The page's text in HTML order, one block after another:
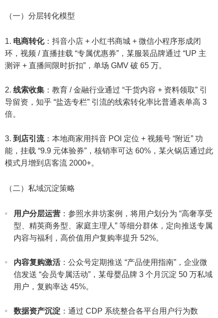
（一）分层转化模型​
电商转化：抖音小店 + 小红书商城 + 微信小程序形成闭
环，视频 / 直播挂载 “专属优惠券”，某服装品牌通过 “UP 主
测评 + 直播间限时折扣”，单场 GMV 破 65 万。​
线索收集 ：教育 / 金融行业通过 “干货内容 + 资料领取” 引
导留资，知乎 “盐选专栏” 引流的线索转化率比普通表单高 3
倍。​
到店引流：本地商家用抖音 POI 定位 + 视频号 “附近” 功
能，挂载 “9.9 元体验券”，核销率可达 60%，某火锅店通过此
模式月增到店客流 2000+。​
（二）私域沉淀策略​
用户分层运营 ：参照水井坊案例，将用户划分为 “高奢享受
型、精英商务型、家庭主理人” 等细分群体，定向推送专属
内容与福利，高价值用户复购率提升 52%。​
内容复购激活：公众号定期推送 “产品使用指南”，企业微
信发送 “会员专属活动”，某母婴品牌 3 个月沉淀 50 万私域
用户，复购率达 45%。​
数据资产沉淀 ：通过 CDP 系统整合各平台用户行为数